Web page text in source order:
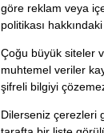
göre reklam veya
politikası
Çoğu büyük siteler
muhtemel veriler
şifreli bilgiyi
Dilerseniz çerezleri